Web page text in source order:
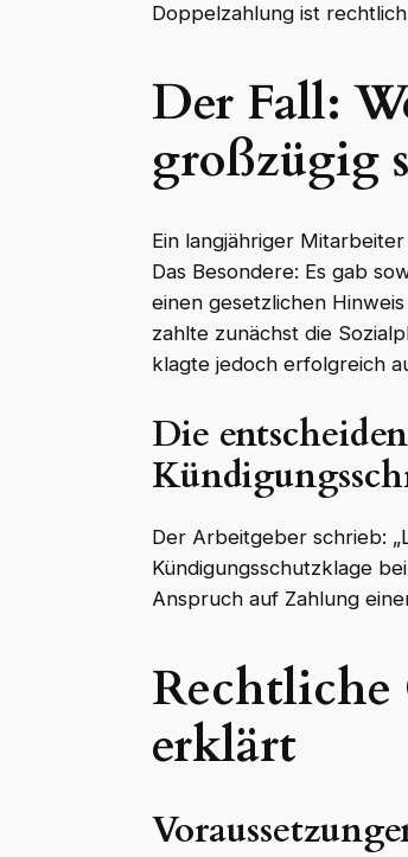
Doppelzahlung ist
Der Fall:
großzügig
Ein langjähriger
Das Besondere: Es gab
einen gesetzlichen
zahlte zunächst die
klagte jedoch erfolgreich
Die
Der Arbeitgeber schrieb:
Kündigungsschutzklage
Anspruch auf Zahlung
Rechtliche
erklärt